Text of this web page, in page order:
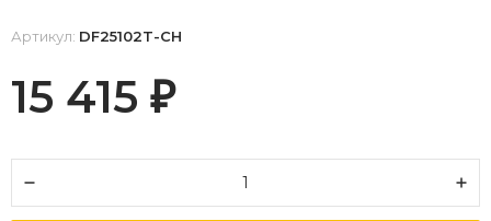
Артикул: DF25102T-CH
15 415 ₽